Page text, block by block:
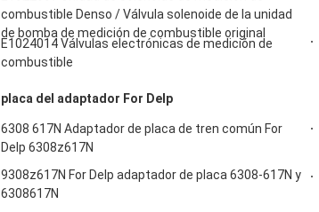
combustible Denso / Válvula solenoide de la unidad
de bomba de medición de combustible original
E1024014 Válvulas electrónicas de medición de
combustible
placa del adaptador For Delp
6308 617N Adaptador de placa de tren común For
Delp 6308z617N
9308z617N For Delp adaptador de placa 6308-617N y
6308617N